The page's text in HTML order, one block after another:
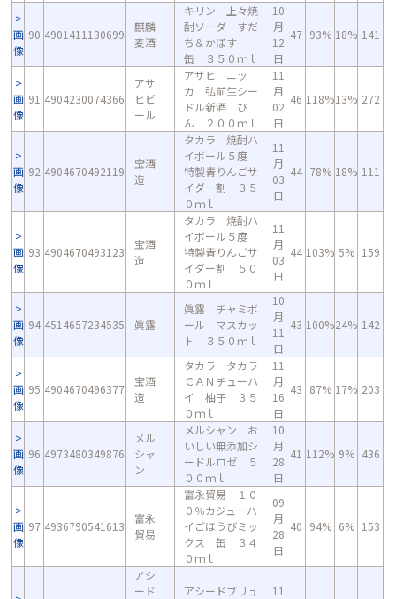
画
像
90 4901411130699
麒麟
麦酒
キリン 上々焼
酎ソーダ すだ
ち＆かぼす
缶 ３５０ｍｌ
10
月
12
日
47 93% 18% 141
画
像
91 4904230074366
アサ
ヒビ
ール
アサヒ ニッ
カ 弘前生シー
ドル新酒 び
ん ２００ｍｌ
11
月
02
日
46 118%13% 272
画
像
92 4904670492119
宝酒
造
タカラ 焼酎ハ
イボール５度
特製青りんごサ
イダー割 ３５
０ｍｌ
11
月
03
日
44 78% 18% 111
画
像
93 4904670493123
宝酒
造
タカラ 焼酎ハ
イボール５度
特製青りんごサ
イダー割 ５０
０ｍｌ
11
月
03
日
44 103% 5% 159
画
像
94 4514657234535 眞露
眞露 チャミボ
ール マスカッ
ト ３５０ｍｌ
10
月
11
日
43 100%24% 142
画
像
95 4904670496377
宝酒
造
タカラ タカラ
ＣＡＮチューハ
イ 柚子 ３５
０ｍｌ
11
月
16
日
43 87% 17% 203
画
像
96 4973480349876
メル
シャ
ン
メルシャン お
いしい無添加シ
ードルロゼ ５
００ｍｌ
10
月
28
日
41 112% 9% 436
画
像
97 4936790541613
富永
貿易
富永貿易 １０
０％カジューハ
イごほうびミッ
クス 缶 ３４
０ｍｌ
09
月
28
日
40 94% 6% 153
アシ
ード
アシードブリュ 11